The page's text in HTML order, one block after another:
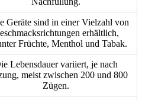
Geräte sind in einer Vielzahl von
erhältlich,
Früchte, Menthol und Tabak.
Lebensdauer variiert, je nach
meist zwischen 200 und 800
Zügen.